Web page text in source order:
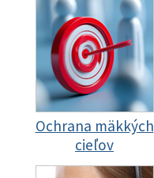
Ochrana mäkkých
cieľov